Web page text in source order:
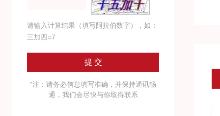
请输入计算结果（填写阿拉伯数字），如：
三加四=7
"注：请务必信息填写准确，并保持通讯畅
通，我们会尽快与你取得联系